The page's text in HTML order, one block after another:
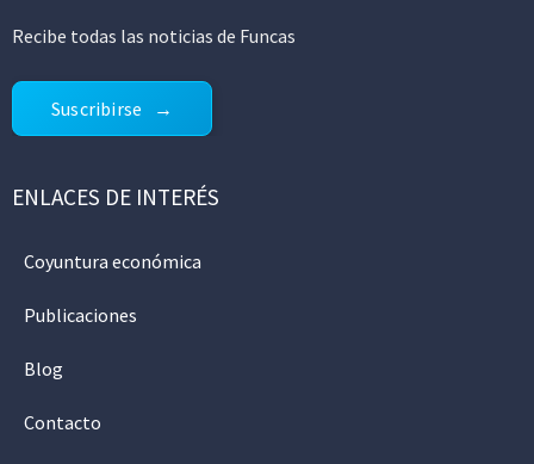
Recibe todas las noticias de Funcas
Suscribirse
ENLACES DE INTERÉS
Coyuntura económica
Publicaciones
Blog
Contacto